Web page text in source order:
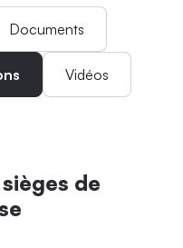
Documents
Vidéos
de